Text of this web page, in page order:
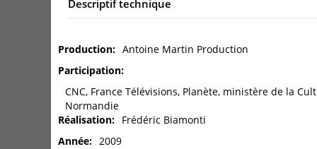
Descriptif technique
Production
Antoine Martin Production
Participation
CNC, France Télévisions, Planète, ministère de la
Normandie
Réalisation
Frédéric Biamonti
Année
2009